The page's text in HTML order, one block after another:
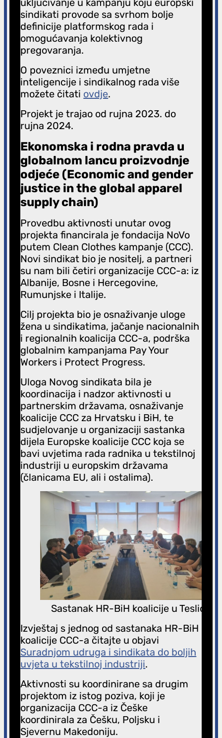
uključivanje u kampanju koju europski
sindikati provode sa svrhom bolje
definicije platformskog rada i
omogućavanja kolektivnog
pregovaranja.
O poveznici između umjetne
inteligencije i sindikalnog rada više
možete čitati ovdje.
Projekt je trajao od rujna 2023. do
rujna 2024.
Ekonomska i rodna pravda u
globalnom lancu proizvodnje
odjeće (Economic and gender
justice in the global apparel
supply chain)
Provedbu aktivnosti unutar ovog
projekta financirala je fondacija NoVo
putem Clean Clothes kampanje (CCC).
Novi sindikat bio je nositelj, a partneri
su nam bili četiri organizacije CCC-a: iz
Albanije, Bosne i Hercegovine,
Rumunjske i Italije.
Cilj projekta bio je osnaživanje uloge
žena u sindikatima, jačanje nacionalnih
i regionalnih koalicija CCC-a, podrška
globalnim kampanjama Pay Your
Workers i Protect Progress.
Uloga Novog sindikata bila je
koordinacija i nadzor aktivnosti u
partnerskim državama, osnaživanje
koalicije CCC za Hrvatsku i BiH, te
sudjelovanje u organizaciji sastanka
dijela Europske koalicije CCC koja se
bavi uvjetima rada radnika u tekstilnoj
industriji u europskim državama
(članicama EU, ali i ostalima).
Sastanak HR-BiH koalicije u Tesliću
Izvještaj s jednog od sastanaka HR-BiH
koalicije CCC-a čitajte u objavi
Suradnjom udruga i sindikata do boljih
uvjeta u tekstilnoj industriji.
Aktivnosti su koordinirane sa drugim
projektom iz istog poziva, koji je
organizacija CCC-a iz Češke
koordinirala za Češku, Poljsku i
Sjevernu Makedoniju.